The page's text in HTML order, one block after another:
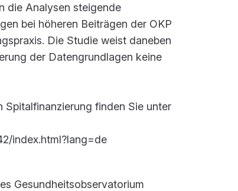
die Analysen steigende
bei höheren Beiträgen der OKP
Die Studie weist daneben
der Datengrundlagen keine
Spitalfinanzierung finden Sie unter
index.html?lang=de
Gesundheitsobservatorium